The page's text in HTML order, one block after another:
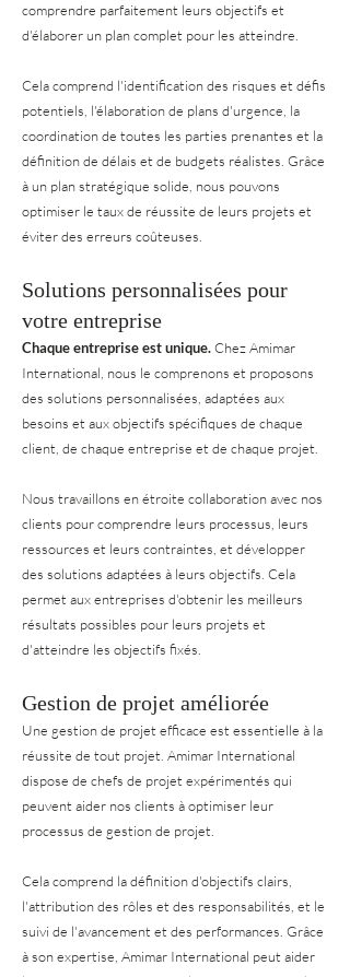
comprendre parfaitement leurs objectifs et
d'élaborer un plan complet pour les atteindre.
Cela comprend l'identification des risques et défis
potentiels, l'élaboration de plans d'urgence, la
coordination de toutes les parties prenantes et la
définition de délais et de budgets réalistes. Grâce
à un plan stratégique solide, nous pouvons
optimiser le taux de réussite de leurs projets et
éviter des erreurs coûteuses.
Solutions personnalisées pour
votre entreprise
Chaque entreprise est unique.Chez Amimar
International, nous le comprenons et proposons
des solutions personnalisées, adaptées aux
besoins et aux objectifs spécifiques de chaque
client, de chaque entreprise et de chaque projet.
Nous travaillons en étroite collaboration avec nos
clients pour comprendre leurs processus, leurs
ressources et leurs contraintes, et développer
des solutions adaptées à leurs objectifs. Cela
permet aux entreprises d'obtenir les meilleurs
résultats possibles pour leurs projets et
d'atteindre les objectifs fixés.
Gestion de projet améliorée
Une gestion de projet efficace est essentielle à la
réussite de tout projet. Amimar International
dispose de chefs de projet expérimentés qui
peuvent aider nos clients à optimiser leur
processus de gestion de projet.
Cela comprend la définition d'objectifs clairs,
l'attribution des rôles et des responsabilités, et le
suivi de l'avancement et des performances. Grâce
à son expertise, Amimar International peut aider